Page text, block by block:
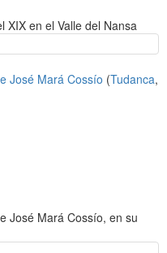
XIX en el Valle del Nansa
José Mará Cossío (Tudanca,
José Mará Cossío, en su